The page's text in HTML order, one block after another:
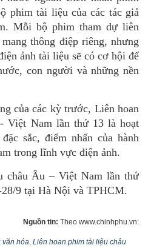
phim tài liệu của các tác giả
Mỗi bộ phim tham dự liên
thông điệp riêng, nhưng
ảnh tài liệu sẽ có cơ hội để
con người và những nền
của các kỳ trước, Liên hoan
Việt Nam lần thứ 13 là hoạt
sắc, điểm nhấn của hành
trong lĩnh vực điện ảnh.
châu Âu – Việt Nam lần thứ
9 tại Hà Nội và TPHCM.
Nguồn tin: Theo www.chinhphu.vn:
văn hóa, Liên hoan phim tài liệu châu